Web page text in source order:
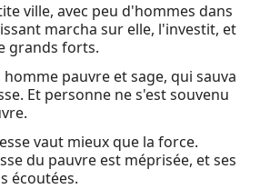
ville, avec peu d'hommes dans
marcha sur elle, l'investit, et
grands forts.
pauvre et sage, qui sauva
Et personne ne s'est souvenu
vaut mieux que la force.
du pauvre est méprisée, et ses
écoutées.